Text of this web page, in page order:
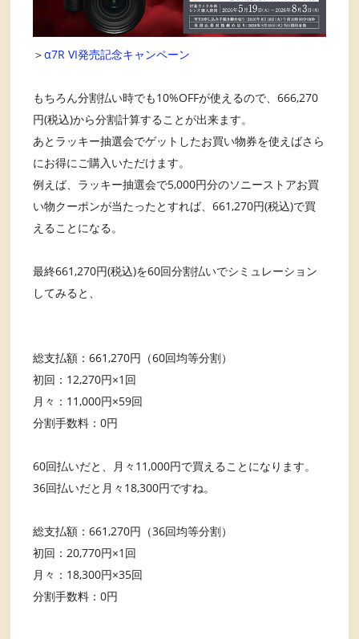
＞α7R VI発売記念キャンペーン
もちろん分割払い時でも10%OFFが使えるので、666,270
円(税込)から分割計算することが出来ます。
あとラッキー抽選会でゲットしたお買い物券を使えばさら
にお得にご購入いただけます。
例えば、ラッキー抽選会で5,000円分のソニーストアお買
い物クーポンが当たったとすれば、661,270円(税込)で買
えることになる。
最終661,270円(税込)を60回分割払いでシミュレーション
してみると、
総支払額：661,270円（60回均等分割）
初回：12,270円×1回
月々：11,000円×59回
分割手数料：0円
60回払いだと、月々11,000円で買えることになります。
36回払いだと月々18,300円ですね。
総支払額：661,270円（36回均等分割）
初回：20,770円×1回
月々：18,300円×35回
分割手数料：0円